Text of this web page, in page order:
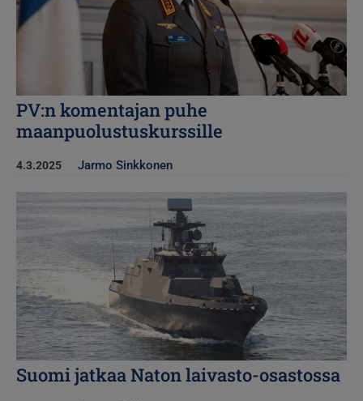
PV:n komentajan puhe
maanpuolustuskurssille
4.3.2025 Jarmo Sinkkonen
Suomi jatkaa Naton laivasto-osastossa